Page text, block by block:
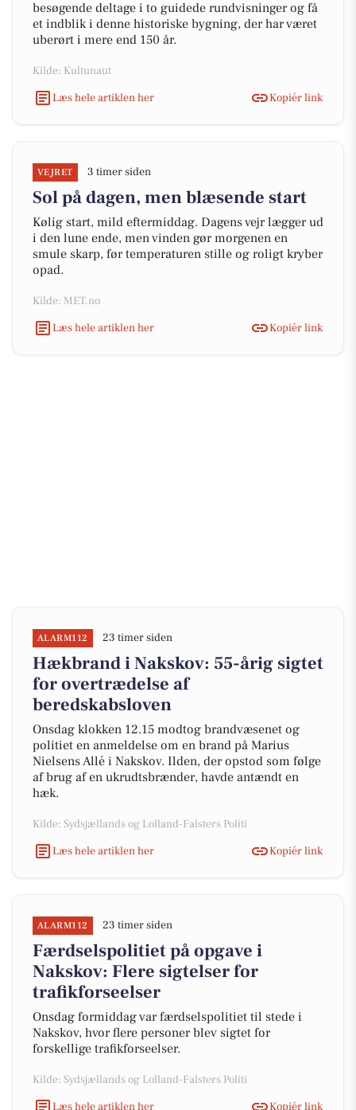
besøgende deltage i to guidede rundvisninger og få
et indblik i denne historiske bygning, der har været
uberørt i mere end 150 år.
Kilde: Kultunaut
Læs hele artiklen her
Kopiér link
VEJRET 3 timer siden
Sol på dagen, men blæsende start
Kølig start, mild eftermiddag. Dagens vejr lægger ud
i den lune ende, men vinden gør morgenen en
smule skarp, før temperaturen stille og roligt kryber
opad.
Kilde: MET.no
Læs hele artiklen her
Kopiér link
ALARM112 23 timer siden
Hækbrand i Nakskov: 55-årig sigtet
for overtrædelse af
beredskabsloven
Onsdag klokken 12.15 modtog brandvæsenet og
politiet en anmeldelse om en brand på Marius
Nielsens Allé i Nakskov. Ilden, der opstod som følge
af brug af en ukrudtsbrænder, havde antændt en
hæk.
Kilde: Sydsjællands og Lolland-Falsters Politi
Læs hele artiklen her
Kopiér link
ALARM112 23 timer siden
Færdselspolitiet på opgave i
Nakskov: Flere sigtelser for
trafikforseelser
Onsdag formiddag var færdselspolitiet til stede i
Nakskov, hvor flere personer blev sigtet for
forskellige trafikforseelser.
Kilde: Sydsjællands og Lolland-Falsters Politi
Læs hele artiklen her
Kopiér link